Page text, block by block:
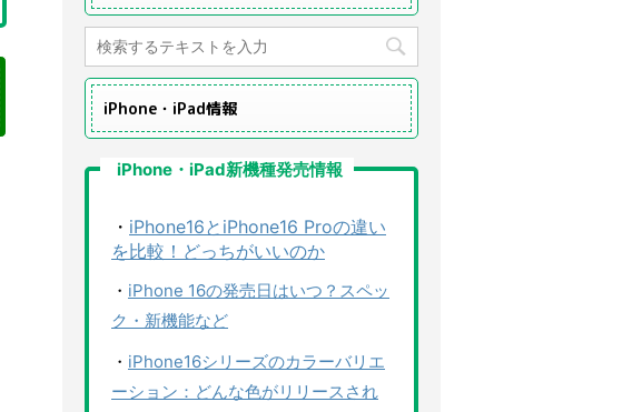
iPhone・iPad情報
iPhone・iPad新機種発売情報
・ iPhone16とiPhone16 Proの違い
を比較！どっちがいいのか
・ iPhone 16の発売日はいつ？スペッ
ク・新機能など
・ iPhone16シリーズのカラーバリエ
ーション：どんな色がリリースされ